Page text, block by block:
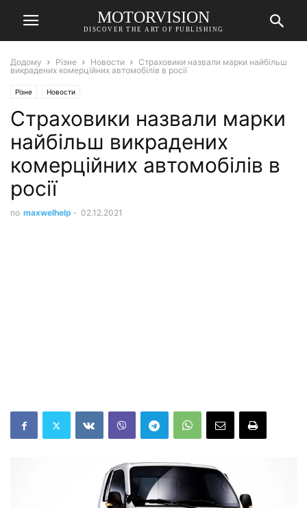
MOTORVISION
DISCOVER THE ART OF PUBLISHING
Додому Різне Новости
Страховики назвали марки найбільш
викрадених комерційних автомобілів в росії
Різне Новости
Страховики назвали марки
найбільш викрадених
комерційних автомобілів в
росії
по maxwelhelp - 02.12.2021